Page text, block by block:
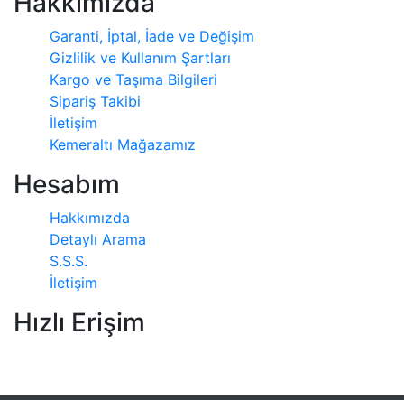
Garanti, İptal, İade ve Değişim
Gizlilik ve Kullanım Şartları
Kargo ve Taşıma Bilgileri
Sipariş Takibi
İletişim
Kemeraltı Mağazamız
Hesabım
Hakkımızda
Detaylı Arama
S.S.S.
İletişim
Hızlı Erişim